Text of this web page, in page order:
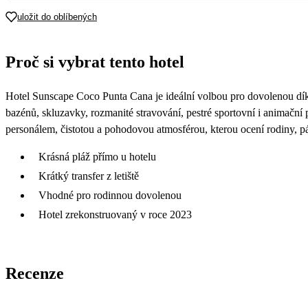
uložit do oblíbených
Proč si vybrat tento hotel
Hotel Sunscape Coco Punta Cana je ideální volbou pro dovolenou
bazénů, skluzavky, rozmanité stravování, pestré sportovní i
personálem, čistotou a pohodovou atmosférou, kterou ocení rodiny,
Krásná pláž přímo u hotelu
Krátký transfer z letiště
Vhodné pro rodinnou dovolenou
Hotel zrekonstruovaný v roce 2023
Recenze